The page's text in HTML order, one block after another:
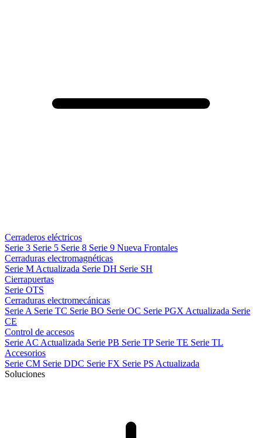
Cerraderos eléctricos
Serie 3 Serie 5 Serie 8 Serie 9 Nueva Frontales
Cerraduras electromagnéticas
Serie M Actualizada Serie DH Serie SH
Cierrapuertas
Serie OTS
Cerraduras electromecánicas
Serie A Serie TC Serie BO Serie OC Serie PGX Actualizada Serie
CE
Control de accesos
Serie AC Actualizada Serie PB Serie TP Serie TE Serie TL
Accesorios
Serie CM Serie DDC Serie FX Serie PS Actualizada
Soluciones